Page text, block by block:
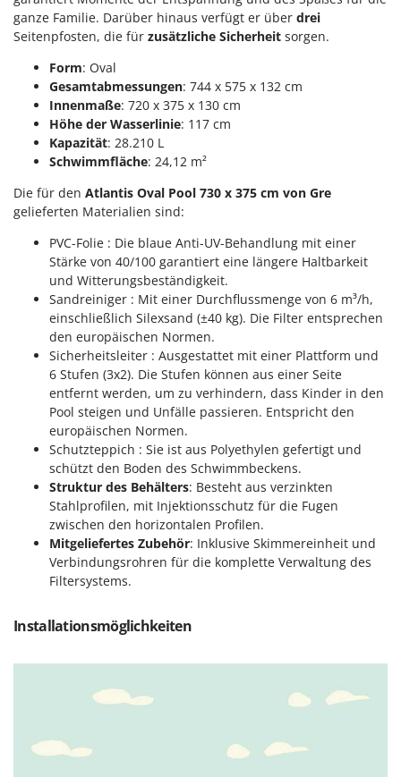
Rührtöpfe mit Elektrischem Rührwerk
Sämaschinen und Düngerstreuer
Scheibenpflüge
Schneefräsen
Schneeräumer
Schrotmühlen - elektrisch
Schwader für Traktoren
Schweißgeräte
Seilwinden - Motorseilwinden
Sichelmähwerke für Traktoren
Sichelmulcher für Traktoren
Sortierer für Oliven
Sprühgeräte für Pflanzenbehandlung
Stäubegeräte für Traktor
Staubsauger - Elektrobesen
Teppichreiniger und Teppichbodenreiniger
Thermische und mechanische Unkrautbrenner
Tomatenpressen
Tragbare Powerstationen
Traktor-Heckenscheren mit Ausleger
U
Umfüllpumpen
Umkehrfräsen
Vakuumiergeräte
GreenBay
Greenworks
GRIFO
GVS
GYS
Helvi
HiKOKI
Honda
Idromatic
Il-Tec
Imperia
Infaco
Intec
Intex
Iseki
Italyco
ITM
Kenwood
ganze Familie. Darüber hinaus verfügt er über drei
Seitenpfosten, die für zusätzliche Sicherheit sorgen.
Form: Oval
Gesamtabmessungen: 744 x 575 x 132 cm
Innenmaße: 720 x 375 x 130 cm
Höhe der Wasserlinie: 117 cm
Kapazität: 28.210 L
Schwimmfläche: 24,12 m²
Die für den Atlantis Oval Pool 730 x 375 cm von Gre
gelieferten Materialien sind:
PVC-Folie : Die blaue Anti-UV-Behandlung mit einer
Stärke von 40/100 garantiert eine längere Haltbarkeit
und Witterungsbeständigkeit.
Sandreiniger : Mit einer Durchflussmenge von 6 m³/h,
einschließlich Silexsand (±40 kg). Die Filter entsprechen
den europäischen Normen.
Sicherheitsleiter : Ausgestattet mit einer Plattform und
6 Stufen (3x2). Die Stufen können aus einer Seite
entfernt werden, um zu verhindern, dass Kinder in den
Pool steigen und Unfälle passieren. Entspricht den
europäischen Normen.
Schutzteppich : Sie ist aus Polyethylen gefertigt und
schützt den Boden des Schwimmbeckens.
Struktur des Behälters: Besteht aus verzinkten
Stahlprofilen, mit Injektionsschutz für die Fugen
zwischen den horizontalen Profilen.
Mitgeliefertes Zubehör: Inklusive Skimmereinheit und
Verbindungsrohren für die komplette Verwaltung des
Filtersystems.
Installationsmöglichkeiten